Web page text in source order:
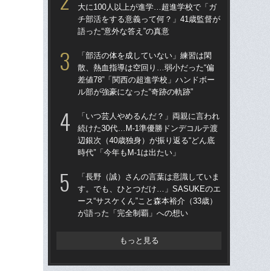
大に100人以上が進学…超進学校で「ガ
チ部活をする意義って何？」41歳監督が
語った“意外な答え”の真意
「部活の体を成していない」練習は閑
散、熱血指導は空回り…弱小だった“偏
差値78”「関西の超進学校」ハンドボー
ル部が強豪になった“奇跡の軌跡”
「いつ芸人やめるんだ？」両親に言われ
続けた30代…M-1準優勝ドンデコルテ渡
辺銀次（40歳独身）が振り返る“どん底
時代”「今年もM-1は出たい」
「長野（誠）さんの言葉は意識していま
す。でも、ひとつだけ…」SASUKEのエ
ース“サスケくん”こと森本裕介（33歳）
が語った「完全制覇」への想い
もっと見る